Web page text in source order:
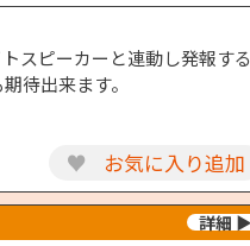
スピーカーと連動し発報する
待出来ます。
♥ お気に入り追加